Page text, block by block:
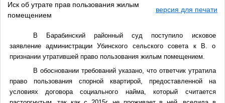
Иск об утрате прав пользования жилым
помещением
версия для печати
В Барабинский районный суд поступило исковое
заявление администрации Убинского сельского совета к В. о
признании утратившей право пользования жилым помещением.
В обосновании требований указано, что ответчик утратила
право пользования спорной квартирой, предоставленной на
условиях договора социального найма, который считается